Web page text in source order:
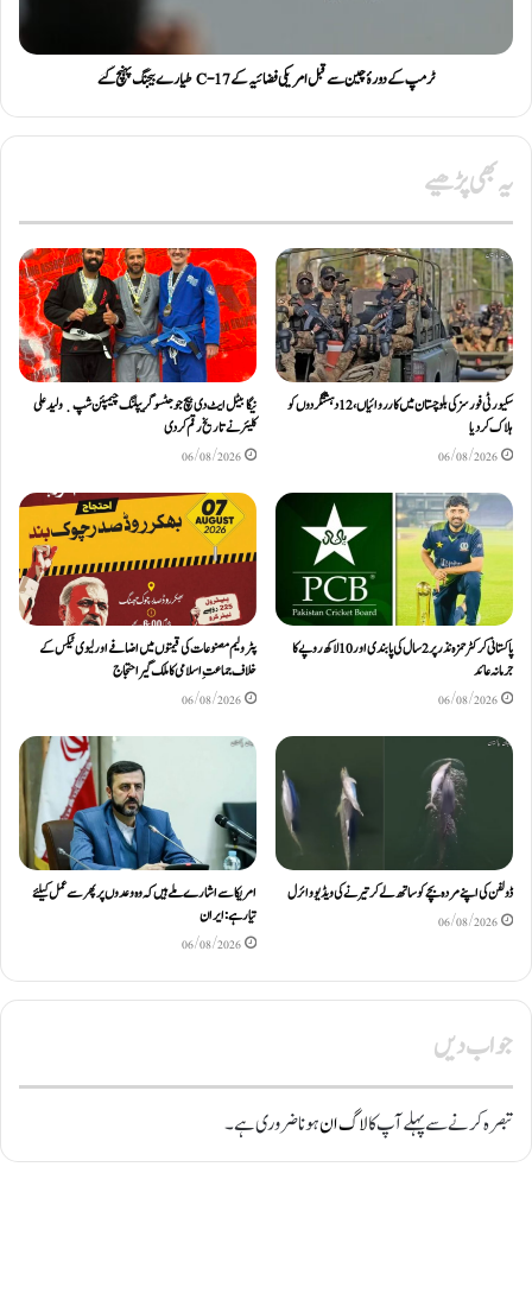
ٹرمپ کے دورۂ چین سے قبل امریکی فضائیہ کے C-17 طیارے بیجنگ پہنچ گئے
یہ بھی پڑھیے
سکیورٹی فورسز کی بلوچستان میں کارروائیاں، 12 دہشتگردوں کو
ہلاک کردیا
06/08/2026
نیگا بیٹل ایٹ دی بیچ جوجٹسو گریپلنگ چیمپئن شپ ٜ ولید علی
کلیئر نے تاریخ رقم کر دی
06/08/2026
پاکستانی کرکٹر حمزہ نذر پر 2 سال کی پابندی اور 10 لاکھ روپےکا
جرمانہ عائد
06/08/2026
پٹرولیم مصنوعات کی قیمتوں میں اضافے اور لیوی ٹیکس کے
خلاف جماعتِ اسلامی کا ملک گیر احتجاج
06/08/2026
ڈولفن کی اپنے مردہ بچے کو ساتھ لے کر تیرنے کی ویڈیو وائرل
06/08/2026
امریکا سے اشارے ملے ہیں کہ وہ وعدوں پر پھر سے عمل کیلئے
تیار ہے: ایران
06/08/2026
جواب دیں
تبصرہ کرنے سے پہلے آپ کالاگ انہونا ضروری ہے۔